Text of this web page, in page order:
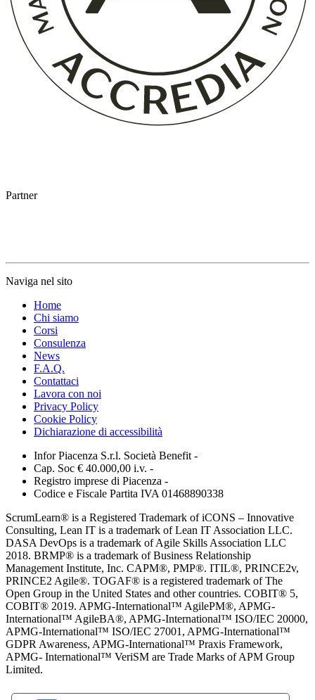
Partner
Naviga nel sito
Home
Chi siamo
Corsi
Consulenza
News
F.A.Q.
Contattaci
Lavora con noi
Privacy Policy
Cookie Policy
Dichiarazione di accessibilità
Infor Piacenza S.r.l. Società Benefit -
Cap. Soc € 40.000,00 i.v. -
Registro imprese di Piacenza -
Codice e Fiscale Partita IVA 01468890338
ScrumLearn® is a Registered Trademark of iCONS – Innovative
Consulting, Lean IT is a trademark of Lean IT Association LLC.
DASA DevOps is a trademark of Agile Skills Association LLC
2018. BRMP® is a trademark of Business Relationship
Management Institute, Inc. CAPM®, PMP®. ITIL®, PRINCE2v,
PRINCE2 Agile®. TOGAF® is a registered trademark of The
Open Group in the United States and other countries. COBIT® 5,
COBIT® 2019. APMG-International™ AgilePM®, APMG-
International™ AgileBA®, APMG-International™ ISO/IEC 20000,
APMG-International™ ISO/IEC 27001, APMG-International™
GDPR Awareness, APMG-International™ Praxis Framework,
APMG- International™ VeriSM are Trade Marks of APM Group
Limited.